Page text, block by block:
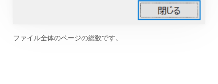
ファイル全体のページの総数です。